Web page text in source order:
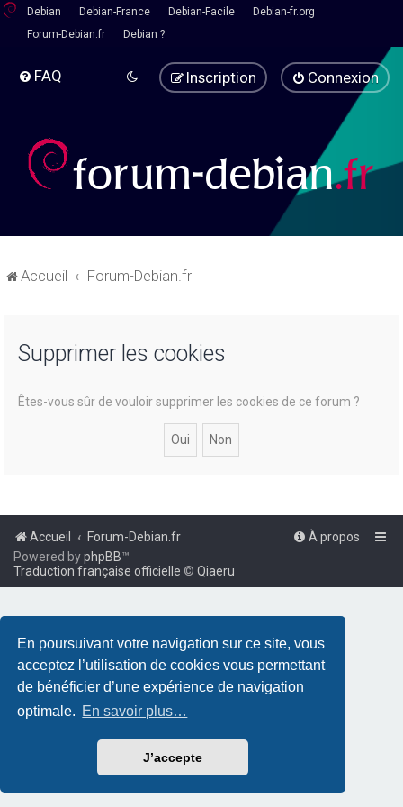
En poursuivant votre navigation sur ce site, vous
acceptez l’utilisation de cookies vous permettant
de bénéficier d’une expérience de navigation
optimale. En savoir plus…
J’accepte
Debian Debian-France Debian-Facile
Debian-fr.org
Forum-Debian.fr
Debian ?
FAQ Connexion
Inscription
Accueil Forum-Debian.fr
Supprimer les cookies
Êtes-vous sûr de vouloir supprimer les cookies de ce forum ?
Accueil Forum-Debian.fr
À propos
Powered byphpBB™
Traduction française officielle © Qiaeru